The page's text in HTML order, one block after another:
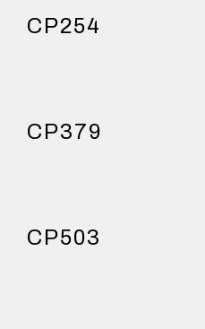
CP254
CP379
CP503